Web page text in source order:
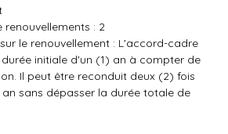
: 2
le renouvellement : L'accord-cadre
initiale d'un (1) an à compter de
Il peut être reconduit deux (2) fois
sans dépasser la durée totale de